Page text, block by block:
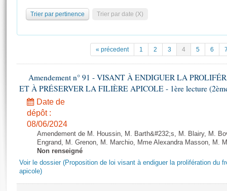
Pétitions
Projets de loi
Propositions de loi
Amendements
Textes adoptés
Rapports d'information
Rapports d'enquête
Rapports législatifs
Statistiques et chiffres clés
Documents de référence
( Constitution | Règlement de l'Assemblée ... )
Juniors
Anciennes législatures
Liens vers les sites publics
Contacts et plan d'accès
Photos libres de droit
Trier par pertinence Trier par date (X)
« précedent 1 2 3 4 5 6
Amendement n° 91 - VISANT À ENDIGUER LA
ET À PRÉSERVER LA FILIÈRE APICOLE - 1ère lecture
Date de
dépôt :
08/06/2024
Amendement de M. Houssin, M. Barth&#232;s, M. Blairy, M.
Engrand, M. Grenon, M. Marchio, Mme Alexandra Masson, M.
Non renseigné
Voir le dossier (Proposition de loi visant à endiguer la prolifération du
apicole)